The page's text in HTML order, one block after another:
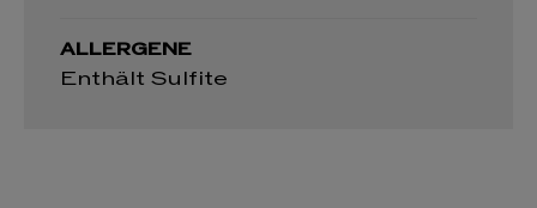
ALLERGENE
Enthält Sulfite